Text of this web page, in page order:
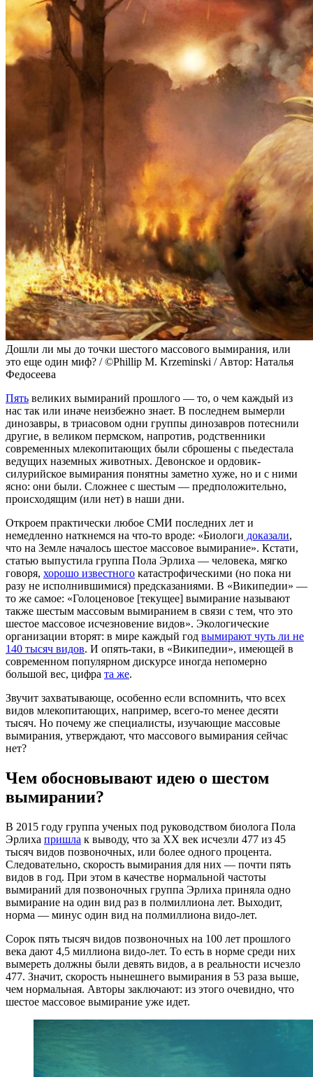
Дошли ли мы до точки шестого массового вымирания, или
это еще один миф? / ©Phillip M. Krzeminski / Автор: Наталья
Федосеева
Пять великих вымираний прошлого — то, о чем каждый из
нас так или иначе неизбежно знает. В последнем вымерли
динозавры, в триасовом одни группы динозавров потеснили
другие, в великом пермском, напротив, родственники
современных млекопитающих были сброшены с пьедестала
ведущих наземных животных. Девонское и ордовик-
силурийское вымирания понятны заметно хуже, но и с ними
ясно: они были. Сложнее с шестым — предположительно,
происходящим (или нет) в наши дни.
Откроем практически любое СМИ последних лет и
немедленно наткнемся на что-то вроде: «Биологи доказали,
что на Земле началось шестое массовое вымирание». Кстати,
статью выпустила группа Пола Эрлиха — человека, мягко
говоря, хорошо известного катастрофическими (но пока ни
разу не исполнившимися) предсказаниями. В «Википедии» —
то же самое: «Голоценовое [текущее] вымирание называют
также шестым массовым вымиранием в связи с тем, что это
шестое массовое исчезновение видов». Экологические
организации вторят: в мире каждый год вымирают чуть ли не
140 тысяч видов. И опять-таки, в «Википедии», имеющей в
современном популярном дискурсе иногда непомерно
большой вес, цифра та же.
Звучит захватывающе, особенно если вспомнить, что всех
видов млекопитающих, например, всего-то менее десяти
тысяч. Но почему же специалисты, изучающие массовые
вымирания, утверждают, что массового вымирания сейчас
нет?
Чем обосновывают идею о шестом
вымирании?
В 2015 году группа ученых под руководством биолога Пола
Эрлиха пришла к выводу, что за XX век исчезли 477 из 45
тысяч видов позвоночных, или более одного процента.
Следовательно, скорость вымирания для них — почти пять
видов в год. При этом в качестве нормальной частоты
вымираний для позвоночных группа Эрлиха приняла одно
вымирание на один вид раз в полмиллиона лет. Выходит,
норма — минус один вид на полмиллиона видо-лет.
Сорок пять тысяч видов позвоночных на 100 лет прошлого
века дают 4,5 миллиона видо-лет. То есть в норме среди них
вымереть должны были девять видов, а в реальности исчезло
477. Значит, скорость нынешнего вымирания в 53 раза выше,
чем нормальная. Авторы заключают: из этого очевидно, что
шестое массовое вымирание уже идет.